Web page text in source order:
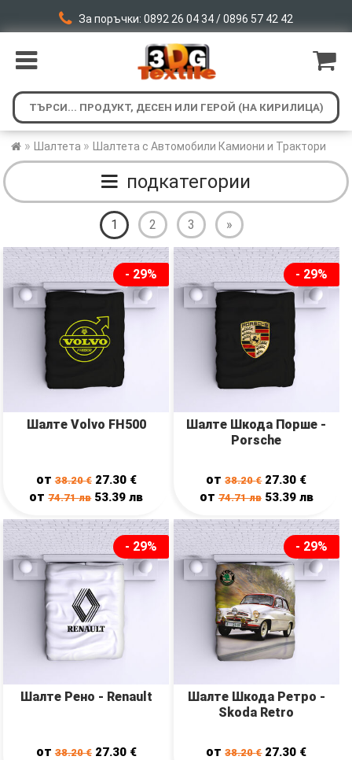
За поръчки: 0892 26 04 34 / 0896 57 42 42
» Шалтета » Шалтета с Автомобили Камиони и Трактори
подкатегории
1 2 3 »
- 29%
Шалте Volvo FH500
от38.20€ 27.30 €
от74.71лв 53.39лв
- 29%
Шалте Шкода Порше -
Porsche
от38.20€ 27.30 €
от 74.71лв 53.39 лв
- 29%
Шалте Рено - Renault
от38.20€ 27.30 €
- 29%
Шалте Шкода Ретро -
Skoda Retro
от38.20€ 27.30 €